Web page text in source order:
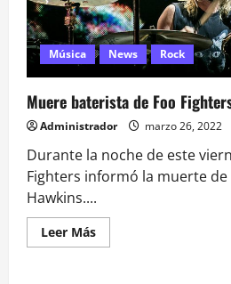
de
Taylor
Hawkins
Música News Rock
Muere baterista de Foo
Administrador marzo 26, 2022
Durante la noche de este
Fighters informó la muerte
Hawkins....
Leer MásLeer
más